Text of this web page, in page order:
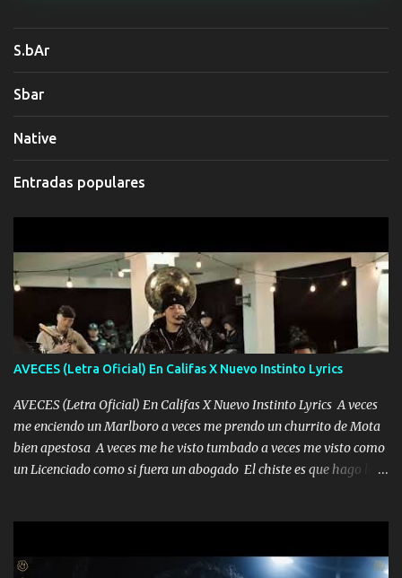
S.bAr
Sbar
Native
Entradas populares
AVECES (Letra Oficial) En Califas X Nuevo Instinto Lyrics
AVECES (Letra Oficial) En Califas X Nuevo Instinto Lyrics A veces
me enciendo un Marlboro a veces me prendo un churrito de Mota
bien apestosa A veces me he visto tumbado a veces me visto como
un Licenciado como si fuera un abogado El chiste es que hago lo
corriente no quieren verte subir de level trucha mis plebes Música